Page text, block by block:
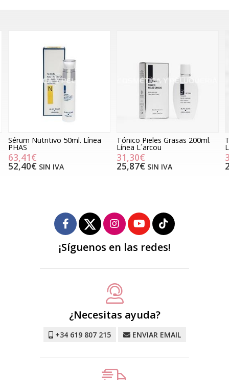
Sérum Nutritivo 50ml. Línea
PHAS
63,41€
52,40€ SIN IVA
Tónico Pieles Grasas 200ml.
Línea L´arcou
31,30€
25,87€ SIN IVA
¡Síguenos en las redes!
¿Necesitas ayuda?
+34 619 807 215 ENVIAR EMAIL